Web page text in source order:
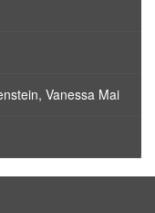
Vanessa Mai